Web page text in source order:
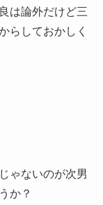
は論外だけど三
らしておかしく
ゃないのが次男
か？